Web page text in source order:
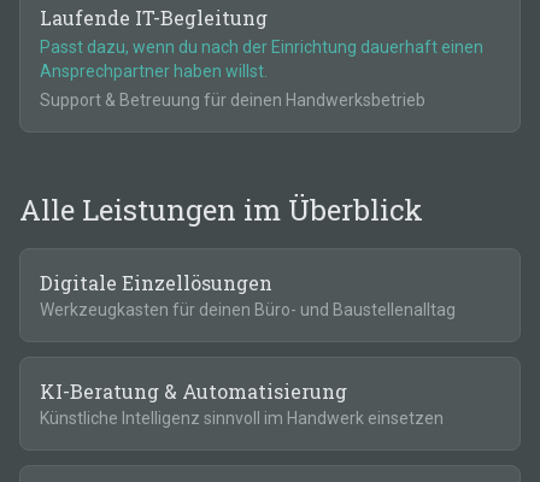
Laufende IT-Begleitung
Passt dazu, wenn du nach der Einrichtung dauerhaft einen
Ansprechpartner haben willst.
Support & Betreuung für deinen Handwerksbetrieb
Alle Leistungen im Überblick
Digitale Einzellösungen
Werkzeugkasten für deinen Büro- und Baustellenalltag
KI-Beratung & Automatisierung
Künstliche Intelligenz sinnvoll im Handwerk einsetzen